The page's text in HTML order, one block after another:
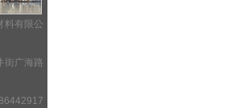
料有限公
街广海路